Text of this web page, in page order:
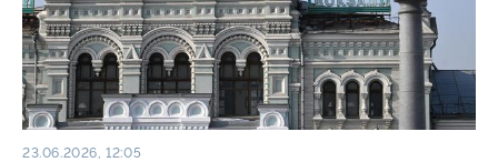
23.06.2026, 12:05